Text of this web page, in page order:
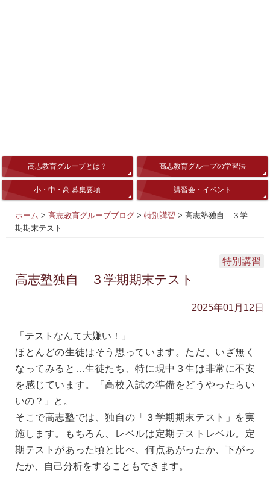
高志教育グループとは？ 高志教育グループの学習法
小・中・高 募集要項 講習会・イベント
ホーム > 高志教育グループブログ > 特別講習 > 高志塾独自 ３学
期期末テスト
特別講習
高志塾独自 ３学期期末テスト
2025年01月12日
「テストなんて大嫌い！」
ほとんどの生徒はそう思っています。ただ、いざ無く
なってみると…生徒たち、特に現中３生は非常に不安
を感じています。「高校入試の準備をどうやったらい
いの？」と。
そこで高志塾では、独自の「３学期期末テスト」を実
施します。もちろん、レベルは定期テストレベル。定
期テストがあった頃と比べ、何点あがったか、下がっ
たか、自己分析をすることもできます。